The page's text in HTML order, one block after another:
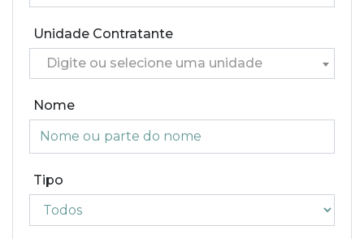
Unidade Contratante
Digite ou selecione uma unidade
Nome
Tipo